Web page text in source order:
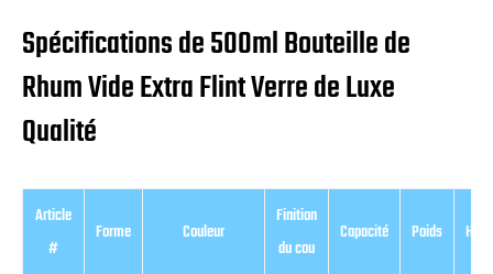
Spécifications de 500ml Bouteille de
Rhum Vide Extra Flint Verre de Luxe
Qualité
Article
#
Forme Couleur
Finition
du cou
Capacité Poids